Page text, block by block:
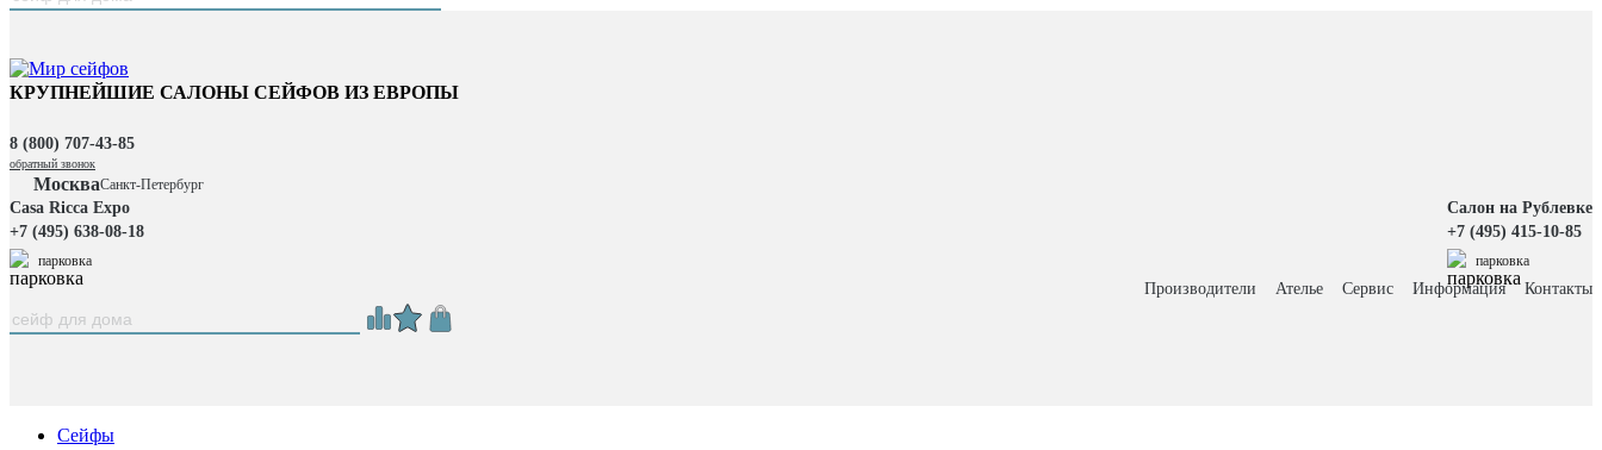
КРУПНЕЙШИЕ САЛОНЫ СЕЙФОВ ИЗ ЕВРОПЫ
8 (800) 707-43-85
обратный звонок
МоскваСанкт-Петербург
Casa Ricca Expo
+7 (495) 638-08-18
парковка
Салон на Рублевке
+7 (495) 415-10-85
парковка
Производители Ателье Сервис Информация Контакты
Сейфы